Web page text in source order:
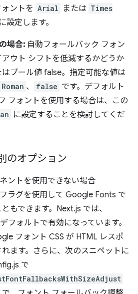
ントを Arial または Times
設定します。
の場合: 自動フォールバック フォン
アウト シフトを低減するかどうか
ブール値 false。指定可能な値は
、 false です。デフォルト
フォントを使用する場合は、この
に設定することを検討してくだ
のオプション
ントを使用できない場合
フラグを使用して Google Fonts で
もできます。Next.js では、
フォルトで有効になっています。
フォント CSS が HTML レスポ
ます。さらに、次のスニペットに
で